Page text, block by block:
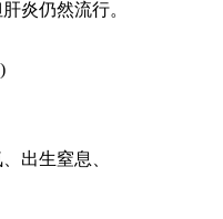
炎仍然流行。
出生窒息、